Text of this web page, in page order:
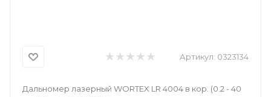
Артикул: 0323134
Дальномер лазерный WORTEX LR 4004 в кор. (0.2 - 40